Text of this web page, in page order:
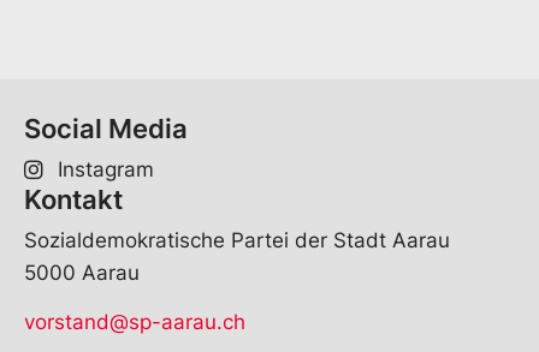
Social Media
Instagram
Kontakt
Sozialdemokratische Partei der Stadt Aarau
5000 Aarau
vorstand@sp-aarau.ch